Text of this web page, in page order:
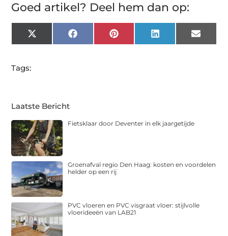
Goed artikel? Deel hem dan op:
X
(Twitter)
FacebookPinterest LinkedIn Email
Tags:
Laatste Bericht
Fietsklaar door Deventer in elk jaargetijde
Groenafval regio Den Haag: kosten en voordelen
helder op een rij
PVC vloeren en PVC visgraat vloer: stijlvolle
vloerideeën van LAB21